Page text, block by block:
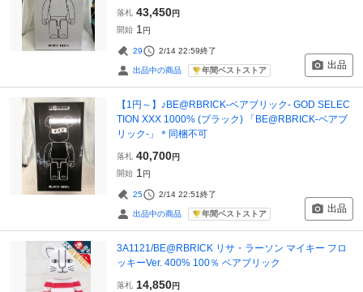
落札 43,450円
開始 1 円
29 2/14 22:59終了
出品中の商品 年間ベストストア 出品
【1円～】♪BE@RBRICK-ベアブリック- GOD SELEC
TION XXX 1000% (ブラック) 「BE@RBRICK-ベアブ
リック-」＊同梱不可
落札 40,700円
開始 1 円
25 2/14 22:51終了
出品中の商品 年間ベストストア 出品
3A1121/BE@RBRICK リサ・ラーソン マイキー フロ
ッキーVer. 400% 100％ ベアブリック
落札 14,850円